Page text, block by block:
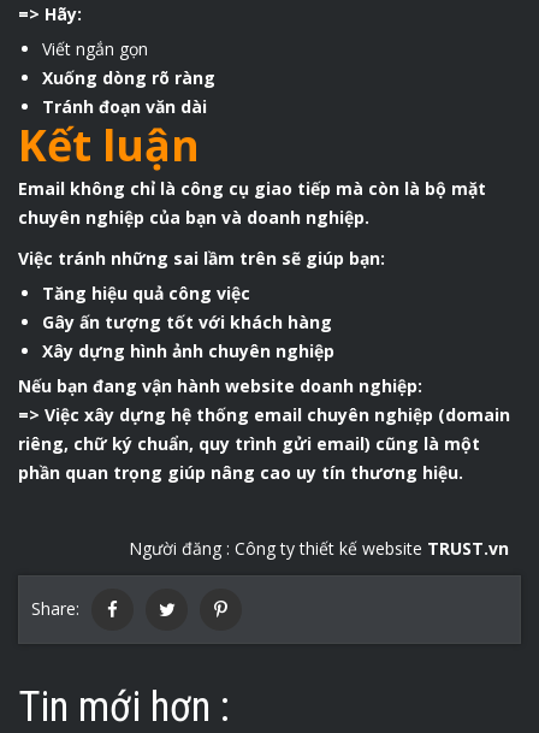
=> Hãy:
Viết ngắn gọn
Xuống dòng rõ ràng
Tránh đoạn văn dài
Kết luận
Email không chỉ là công cụ giao tiếp mà còn là bộ mặt
chuyên nghiệp của bạn và doanh nghiệp.
Việc tránh những sai lầm trên sẽ giúp bạn:
Tăng hiệu quả công việc
Gây ấn tượng tốt với khách hàng
Xây dựng hình ảnh chuyên nghiệp
Nếu bạn đang vận hành website doanh nghiệp:
=> Việc xây dựng hệ thống email chuyên nghiệp (domain
riêng, chữ ký chuẩn, quy trình gửi email) cũng là một
phần quan trọng giúp nâng cao uy tín thương hiệu.
Người đăng : Công ty thiết kế website TRUST.vn
Share:
Tin mới hơn :